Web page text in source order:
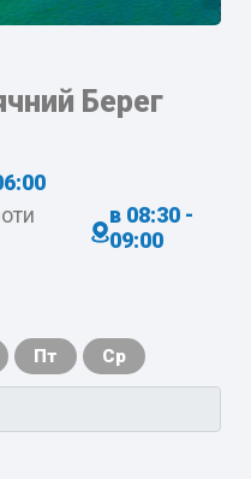
Берег
в 08:30 -
09:00
Пт Ср